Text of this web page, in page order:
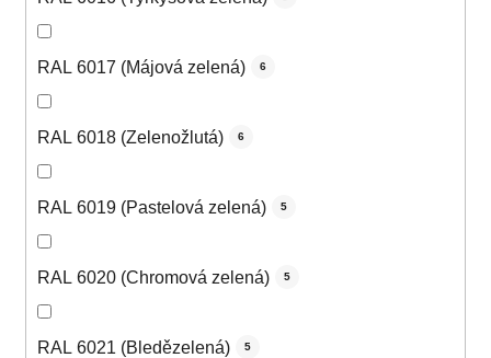
RAL 6017 (Májová zelená) 6
RAL 6018 (Zelenožlutá) 6
RAL 6019 (Pastelová zelená) 5
RAL 6020 (Chromová zelená) 5
RAL 6021 (Bledězelená) 5